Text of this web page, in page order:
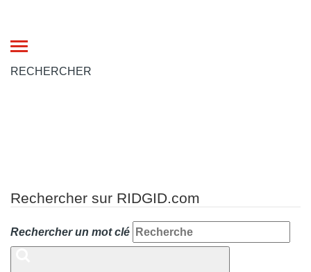
Toggle
navigation
RECHERCHER
Rechercher sur RIDGID.com
Rechercher un mot clé